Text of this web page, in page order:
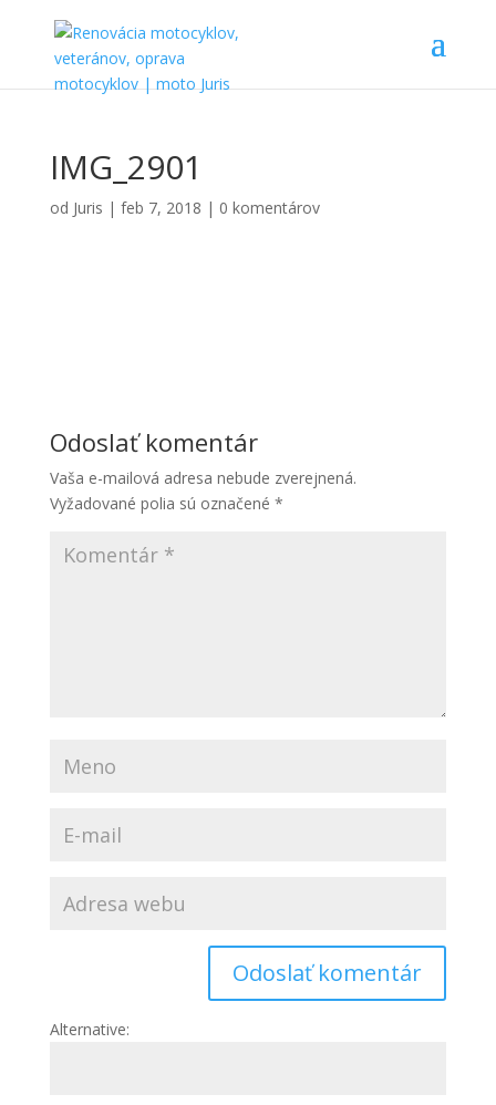
IMG_2901
od Juris | feb 7, 2018 | 0 komentárov
Odoslať komentár
Vaša e-mailová adresa nebude zverejnená.
Vyžadované polia sú označené *
Alternative: